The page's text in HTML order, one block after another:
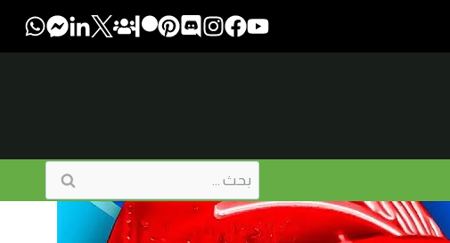
البحث
عن: